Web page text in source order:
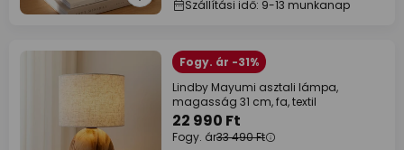
Szállítási idő: 9-13 munkanap
Fogy. ár -31%
Lindby Mayumi asztali lámpa,
magasság 31 cm, fa, textil
22 990 Ft
Fogy. ár33 490 Ft